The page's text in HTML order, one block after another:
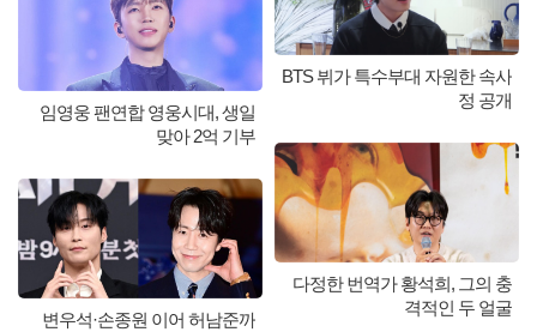
임영웅 팬연합 영웅시대, 생일
맞아 2억 기부
변우석·손종원 이어 허남준까
BTS 뷔가 특수부대 자원한 속사
정 공개
다정한 번역가 황석희, 그의 충
격적인 두 얼굴